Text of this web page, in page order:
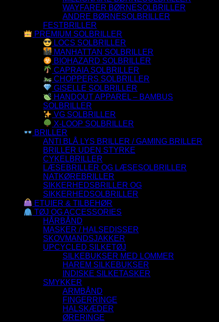
WAYFARER BØRNESOLBRILLER
ANDRE BØRNESOLBRILLER
FESTBRILLER
PREMIUM SOLBRILLER
LOCS SOLBRILLER
MANHATTAN SOLBRILLER
BIOHAZARD SOLBRILLER
CAPRAIA SOLBRILLER
CHOPPERS SOLBRILLER
GISELLE SOLBRILLER
HANDOUT APPAREL – BAMBUS
SOLBRILLER
VG SOLBRILLER
X-LOOP SOLBRILLER
BRILLER
ANTI BLÅ LYS BRILLER / GAMING BRILLER
BRILLER UDEN STYRKE
CYKELBRILLER
LÆSEBRILLER OG LÆSESOLBRILLER
NATKØREBRILLER
SIKKERHEDSBRILLER OG
SIKKERHEDSOLBRILLER
ETUIER & TILBEHØR
TØJ OG ACCESSORIES
HÅRBÅND
MASKER / HALSEDISSER
SKOVMANDSJAKKER
UPCYCLED SILKETØJ
SILKEBUKSER MED LOMMER
HAREM SILKEBUKSER
INDISKE SILKETASKER
SMYKKER
ARMBÅND
FINGERRINGE
HALSKÆDER
ØRERINGE